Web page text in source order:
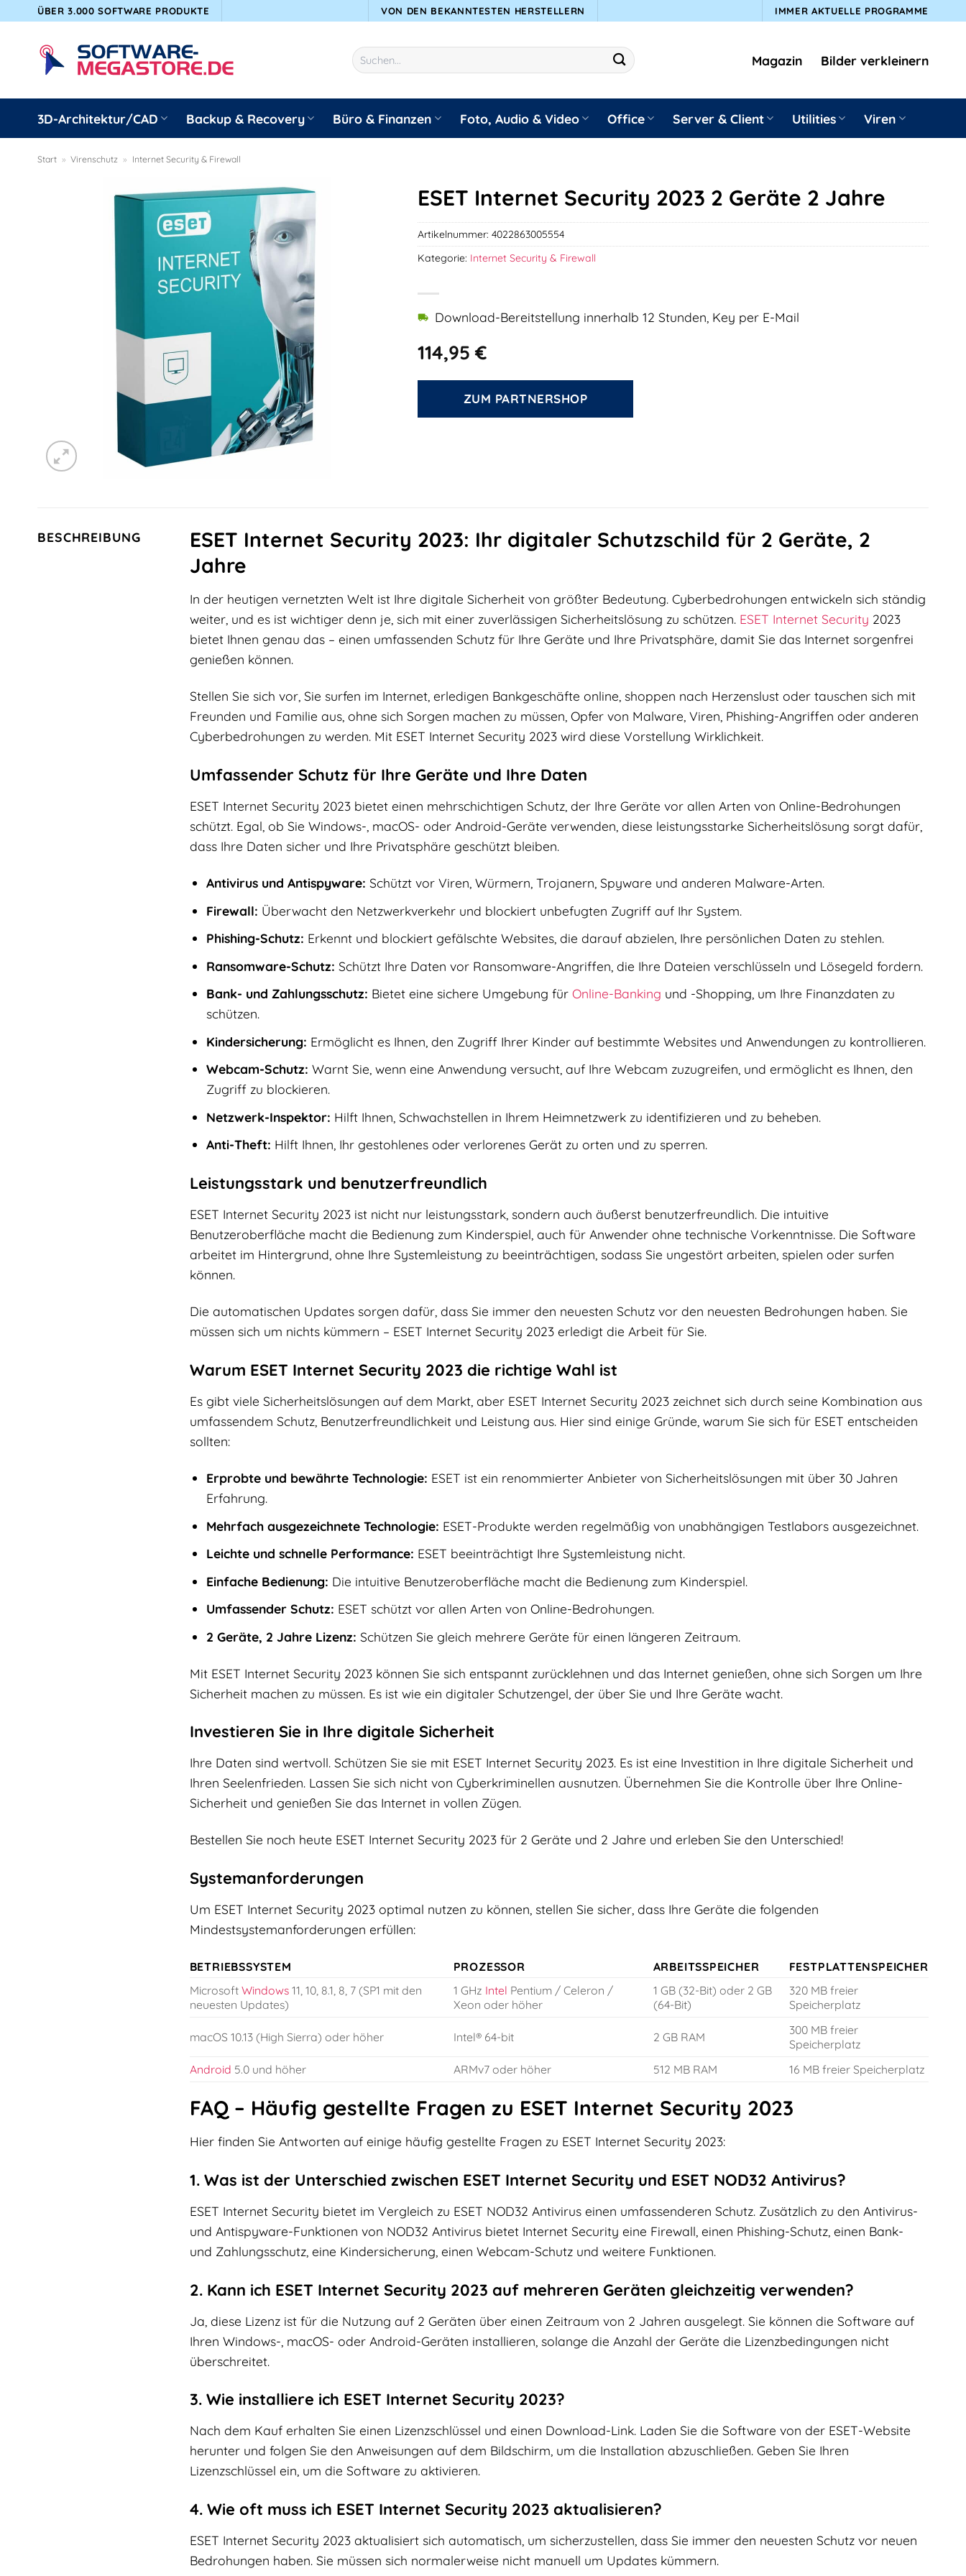
springen
ÜBER 3.000 SOFTWARE PRODUKTE VON DEN BEKANNTESTEN HERSTELLERN IMMER AKTUELLE PROGRAMME
Suchen
nach:
Magazin Bilder verkleinern
3D-Architektur/CAD Backup & Recovery Büro & Finanzen Foto, Audio & Video Office Server & Client Utilities Viren
Start » Virenschutz » Internet Security & Firewall
ESET Internet Security 2023 2 Geräte 2 Jahre
114,95€
Download-Bereitstellung innerhalb 12 Stunden, Key per E-Mail
ZUM PARTNERSHOP
Artikelnummer:4022863005554
Kategorie: Internet Security & Firewall
BESCHREIBUNG
ESET Internet Security 2023: Ihr digitaler Schutzschild für 2 Geräte, 2
Jahre
In der heutigen vernetzten Welt ist Ihre digitale Sicherheit von größter Bedeutung. Cyberbedrohungen entwickeln sich ständig
weiter, und es ist wichtiger denn je, sich mit einer zuverlässigen Sicherheitslösung zu schützen. ESET Internet Security 2023
bietet Ihnen genau das – einen umfassenden Schutz für Ihre Geräte und Ihre Privatsphäre, damit Sie das Internet sorgenfrei
genießen können.
Stellen Sie sich vor, Sie surfen im Internet, erledigen Bankgeschäfte online, shoppen nach Herzenslust oder tauschen sich mit
Freunden und Familie aus, ohne sich Sorgen machen zu müssen, Opfer von Malware, Viren, Phishing-Angriffen oder anderen
Cyberbedrohungen zu werden. Mit ESET Internet Security 2023 wird diese Vorstellung Wirklichkeit.
Umfassender Schutz für Ihre Geräte und Ihre Daten
ESET Internet Security 2023 bietet einen mehrschichtigen Schutz, der Ihre Geräte vor allen Arten von Online-Bedrohungen
schützt. Egal, ob Sie Windows-, macOS- oder Android-Geräte verwenden, diese leistungsstarke Sicherheitslösung sorgt dafür,
dass Ihre Daten sicher und Ihre Privatsphäre geschützt bleiben.
Antivirus und Antispyware: Schützt vor Viren, Würmern, Trojanern, Spyware und anderen Malware-Arten.
Firewall: Überwacht den Netzwerkverkehr und blockiert unbefugten Zugriff auf Ihr System.
Phishing-Schutz: Erkennt und blockiert gefälschte Websites, die darauf abzielen, Ihre persönlichen Daten zu stehlen.
Ransomware-Schutz: Schützt Ihre Daten vor Ransomware-Angriffen, die Ihre Dateien verschlüsseln und Lösegeld fordern.
Bank- und Zahlungsschutz: Bietet eine sichere Umgebung für Online-Banking und -Shopping, um Ihre Finanzdaten zu
schützen.
Kindersicherung: Ermöglicht es Ihnen, den Zugriff Ihrer Kinder auf bestimmte Websites und Anwendungen zu kontrollieren.
Webcam-Schutz: Warnt Sie, wenn eine Anwendung versucht, auf Ihre Webcam zuzugreifen, und ermöglicht es Ihnen, den
Zugriff zu blockieren.
Netzwerk-Inspektor: Hilft Ihnen, Schwachstellen in Ihrem Heimnetzwerk zu identifizieren und zu beheben.
Anti-Theft: Hilft Ihnen, Ihr gestohlenes oder verlorenes Gerät zu orten und zu sperren.
Leistungsstark und benutzerfreundlich
ESET Internet Security 2023 ist nicht nur leistungsstark, sondern auch äußerst benutzerfreundlich. Die intuitive
Benutzeroberfläche macht die Bedienung zum Kinderspiel, auch für Anwender ohne technische Vorkenntnisse. Die Software
arbeitet im Hintergrund, ohne Ihre Systemleistung zu beeinträchtigen, sodass Sie ungestört arbeiten, spielen oder surfen
können.
Die automatischen Updates sorgen dafür, dass Sie immer den neuesten Schutz vor den neuesten Bedrohungen haben. Sie
müssen sich um nichts kümmern – ESET Internet Security 2023 erledigt die Arbeit für Sie.
Warum ESET Internet Security 2023 die richtige Wahl ist
Es gibt viele Sicherheitslösungen auf dem Markt, aber ESET Internet Security 2023 zeichnet sich durch seine Kombination aus
umfassendem Schutz, Benutzerfreundlichkeit und Leistung aus. Hier sind einige Gründe, warum Sie sich für ESET entscheiden
sollten:
Erprobte und bewährte Technologie: ESET ist ein renommierter Anbieter von Sicherheitslösungen mit über 30 Jahren
Erfahrung.
Mehrfach ausgezeichnete Technologie: ESET-Produkte werden regelmäßig von unabhängigen Testlabors ausgezeichnet.
Leichte und schnelle Performance: ESET beeinträchtigt Ihre Systemleistung nicht.
Einfache Bedienung: Die intuitive Benutzeroberfläche macht die Bedienung zum Kinderspiel.
Umfassender Schutz: ESET schützt vor allen Arten von Online-Bedrohungen.
2 Geräte, 2 Jahre Lizenz: Schützen Sie gleich mehrere Geräte für einen längeren Zeitraum.
Mit ESET Internet Security 2023 können Sie sich entspannt zurücklehnen und das Internet genießen, ohne sich Sorgen um Ihre
Sicherheit machen zu müssen. Es ist wie ein digitaler Schutzengel, der über Sie und Ihre Geräte wacht.
Investieren Sie in Ihre digitale Sicherheit
Ihre Daten sind wertvoll. Schützen Sie sie mit ESET Internet Security 2023. Es ist eine Investition in Ihre digitale Sicherheit und
Ihren Seelenfrieden. Lassen Sie sich nicht von Cyberkriminellen ausnutzen. Übernehmen Sie die Kontrolle über Ihre Online-
Sicherheit und genießen Sie das Internet in vollen Zügen.
Bestellen Sie noch heute ESET Internet Security 2023 für 2 Geräte und 2 Jahre und erleben Sie den Unterschied!
Systemanforderungen
Um ESET Internet Security 2023 optimal nutzen zu können, stellen Sie sicher, dass Ihre Geräte die folgenden
Mindestsystemanforderungen erfüllen:
BETRIEBSSYSTEM PROZESSOR ARBEITSSPEICHER
FESTPLATTENSPEICHER
Microsoft Windows11, 10, 8.1, 8, 7 (SP1 mit den
neuesten Updates)
1 GHz Intel Pentium / Celeron /
Xeon oder höher
1 GB (32-Bit) oder 2 GB
(64-Bit)
320 MB freier
Speicherplatz
macOS 10.13 (High Sierra) oder höher Intel® 64-bit 2 GB RAM
300 MB freier
Speicherplatz
Android 5.0 und höher ARMv7 oder höher 512 MB RAM 16 MB freier Speicherplatz
FAQ – Häufig gestellte Fragen zu ESET Internet Security 2023
Hier finden Sie Antworten auf einige häufig gestellte Fragen zu ESET Internet Security 2023:
1. Was ist der Unterschied zwischen ESET Internet Security und ESET NOD32 Antivirus?
ESET Internet Security bietet im Vergleich zu ESET NOD32 Antivirus einen umfassenderen Schutz. Zusätzlich zu den Antivirus-
und Antispyware-Funktionen von NOD32 Antivirus bietet Internet Security eine Firewall, einen Phishing-Schutz, einen Bank-
und Zahlungsschutz, eine Kindersicherung, einen Webcam-Schutz und weitere Funktionen.
2. Kann ich ESET Internet Security 2023 auf mehreren Geräten gleichzeitig verwenden?
Ja, diese Lizenz ist für die Nutzung auf 2 Geräten über einen Zeitraum von 2 Jahren ausgelegt. Sie können die Software auf
Ihren Windows-, macOS- oder Android-Geräten installieren, solange die Anzahl der Geräte die Lizenzbedingungen nicht
überschreitet.
3. Wie installiere ich ESET Internet Security 2023?
Nach dem Kauf erhalten Sie einen Lizenzschlüssel und einen Download-Link. Laden Sie die Software von der ESET-Website
herunter und folgen Sie den Anweisungen auf dem Bildschirm, um die Installation abzuschließen. Geben Sie Ihren
Lizenzschlüssel ein, um die Software zu aktivieren.
4. Wie oft muss ich ESET Internet Security 2023 aktualisieren?
ESET Internet Security 2023 aktualisiert sich automatisch, um sicherzustellen, dass Sie immer den neuesten Schutz vor neuen
Bedrohungen haben. Sie müssen sich normalerweise nicht manuell um Updates kümmern.